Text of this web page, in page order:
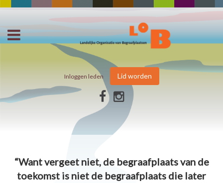
Inloggen leden Lid worden
“Want vergeet niet, de begraafplaats van de
toekomst is niet de begraafplaats die later